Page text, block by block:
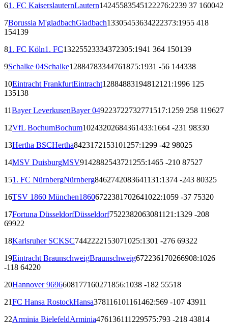
61. FC KaiserslauternLautern14245583545122276:2239 37 160042
7Borussia M'gladbachGladbach13305453634222373:1955 418
154139
81. FC Köln1. FC13225523334372305:1941 364 150139
9Schalke 04Schalke12884783344761875:1931 -56 144338
10Eintracht FrankfurtEintracht1288488319481 2121:1996 125
135138
11Bayer LeverkusenBayer 049223722732771517:1259 258 119627
12VfL BochumBochum10243202684361433:1664 -231 98330
13Hertha BSCHertha8423172153101257:1299 -42 98025
14MSV DuisburgMSV9142882543721255:1465 -210 87527
151. FC NürnbergNürnberg8462742083641131:1374 -243 80325
16TSV 1860 München18606722381702641022:1059 -37 75320
17Fortuna DüsseldorfDüsseldorf7522382063081121:1329 -208
69922
18Karlsruher SCKSC7442222153071025:1301 -276 69322
19Eintracht BraunschweigBraunschweig672236170266908:1026
-118 64220
20Hannover 9696608177160271856:1038 -182 55518
21FC Hansa RostockHansa378116101161462:569 -107 43911
22Arminia BielefeldArminia476136111 229575:793 -218 43814